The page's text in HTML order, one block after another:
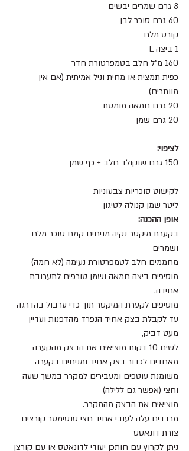
8 גרם שמרים יבשים
60 גרם סוכר לבן
קורט מלח
1 ביצה L
160 מ״ל חלב בטמפרטורת חדר
כפית תמצית או מחית וניל אמיתית (אם אין
מוותרים)
20 גרם חמאה מומסת
20 גרם שמן
לציפוי:
150 גרם שוקולד חלב + כף שמן
לקישוט סוכריות צבעוניות
ליטר שמן קנולה לטיגון
אופן ההכנה:
בקערת מיקסר נקיה מניחים קמח סוכר מלח
ושמרים
מחממים חלב לטמפרטורת נעימה (לא חמה)
מוסיפים ביצה חמאה ושמן טורפים לתערובת
אחידה.
מוסיפים לקערת המיקסר תוך כדי ערבול בהדרגה
עד לקבלת בצק אחיד הנפרד מהדפנות ועדיין
מעט דביק,
לשים 10 דקות מוציאים את הבצק מהקערה
מאחדים לכדור בצק אחיד ומניחים בקערה
משומנת עוטפים ומעבירים למקרר במשך שעה
וחצי (אפשר גם ללילה)
מוציאים את הבצק מהמקרר.
מרדדים עלה לעובי אחיד חצי סנטימטר קורצים
צורת דונאטס
ניתן לקרוץ עם חותכן יעודי לדונאטס או עם קורצן